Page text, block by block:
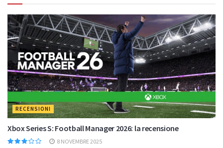
RECENSIONI
Xbox Series S: Football Manager 2026: la recensione
8 NOVEMBRE 2025